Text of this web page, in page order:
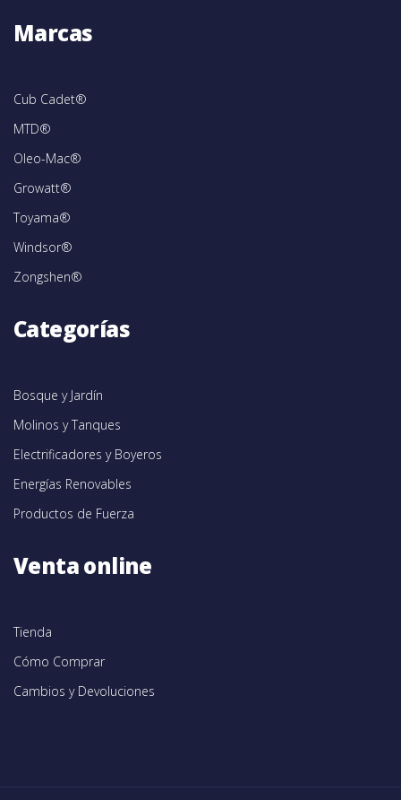
Marcas
Cub Cadet®
MTD®
Oleo-Mac®
Growatt®
Toyama®
Windsor®
Zongshen®
Categorías
Bosque y Jardín
Molinos y Tanques
Electrificadores y Boyeros
Energías Renovables
Productos de Fuerza
Venta online
Tienda
Cómo Comprar
Cambios y Devoluciones